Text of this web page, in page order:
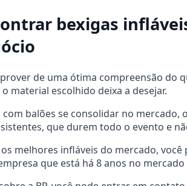
bexigas
de uma ótima compreensão do
material escolhido deixa a desejar.
com balões se consolidar no
que durem todo o evento e
melhores infláveis do mercado,
que está há 8 anos no mercado